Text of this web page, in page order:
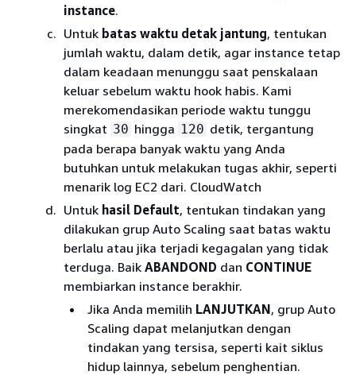
instance.
Untuk batas waktu detak jantung, tentukan
jumlah waktu, dalam detik, agar instance tetap
dalam keadaan menunggu saat penskalaan
keluar sebelum waktu hook habis. Kami
merekomendasikan periode waktu tunggu
singkat 30 hingga 120 detik, tergantung
pada berapa banyak waktu yang Anda
butuhkan untuk melakukan tugas akhir, seperti
menarik log EC2 dari. CloudWatch
Untuk hasil Default, tentukan tindakan yang
dilakukan grup Auto Scaling saat batas waktu
berlalu atau jika terjadi kegagalan yang tidak
terduga. Baik ABANDOND dan CONTINUE
membiarkan instance berakhir.
Jika Anda memilih LANJUTKAN, grup Auto
Scaling dapat melanjutkan dengan
tindakan yang tersisa, seperti kait siklus
hidup lainnya, sebelum penghentian.